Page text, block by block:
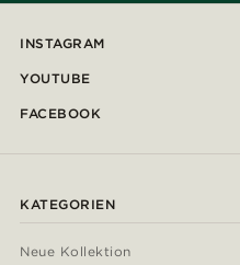
INSTAGRAM
YOUTUBE
FACEBOOK
KATEGORIEN
Neue Kollektion